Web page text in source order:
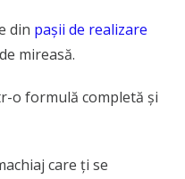
din pașii de realizare
mireasă.
o formulă completă și
care ți se